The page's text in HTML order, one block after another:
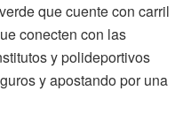
que cuente con carril
conecten con las
y polideportivos
y apostando por una